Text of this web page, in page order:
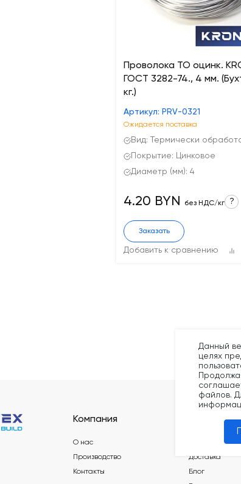
Проволока ТО оцинк.
ГОСТ 3282-74., 4 мм.
кг.)
Артикул: PRV-0321
Ожидается поставка
Вид: Термически
Покрытие: Цинковое
Диаметр (мм): 4
Добавить к сравнению
4.20 BYN без НДС/кг ?
Заказать
Компания
О нас
Производство
Контакты
Доставка
Блог
Данный
целях
файлов.